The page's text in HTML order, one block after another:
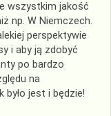
wszystkim jakość
np. W Niemczech.
perspektywie
i aby ją zdobyć
po bardzo
na
było jest i będzie!